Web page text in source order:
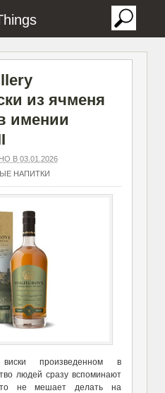
из ячменя
имении
В 03.01.2026
НАПИТКИ
произведенном в
людей сразу вспоминают
не мешает делать на